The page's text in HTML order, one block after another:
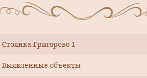
Стоянка Григорово 1
Выявленные объекты